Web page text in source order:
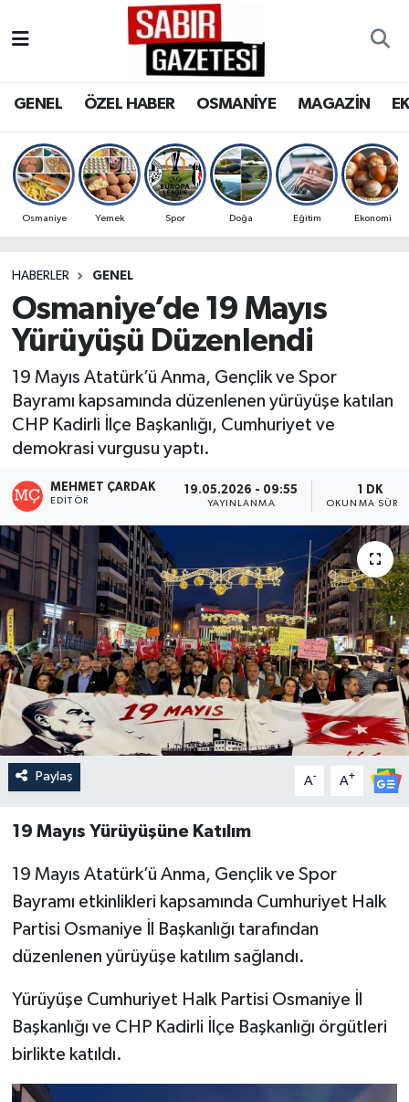
GENEL ÖZEL HABER OSMANİYE MAGAZİN
Osmaniye Yemek Spor Doğa Eğitim Ekonomi
HABERLER GENEL
Osmaniye’de 19 Mayıs
Yürüyüşü Düzenlendi
19 Mayıs Atatürk’ü Anma, Gençlik ve Spor
Bayramı kapsamında düzenlenen yürüyüşe katılan
CHP Kadirli İlçe Başkanlığı, Cumhuriyet ve
demokrasi vurgusu yaptı.
MEHMET ÇARDAK
EDITÖR
19.05.2026 - 09:55
YAYINLANMA
1 DK
OKUNMA
Paylaş A- A+
19 Mayıs Yürüyüşüne Katılım
19 Mayıs Atatürk’ü Anma, Gençlik ve Spor
Bayramı etkinlikleri kapsamında Cumhuriyet Halk
Partisi Osmaniye İl Başkanlığı tarafından
düzenlenen yürüyüşe katılım sağlandı.
Yürüyüşe Cumhuriyet Halk Partisi Osmaniye İl
Başkanlığı ve CHP Kadirli İlçe Başkanlığı örgütleri
birlikte katıldı.
OSMANİYE
MAGAZİN
SPOR
RESMİ İLANLAR
Osmaniye Nöbetçi Eczaneler
Osmaniye Trafik Yoğunluk Haritası
Süper Lig Puan Durumu ve Fikstür
Son Dakika Haberleri
Haber Arşivi